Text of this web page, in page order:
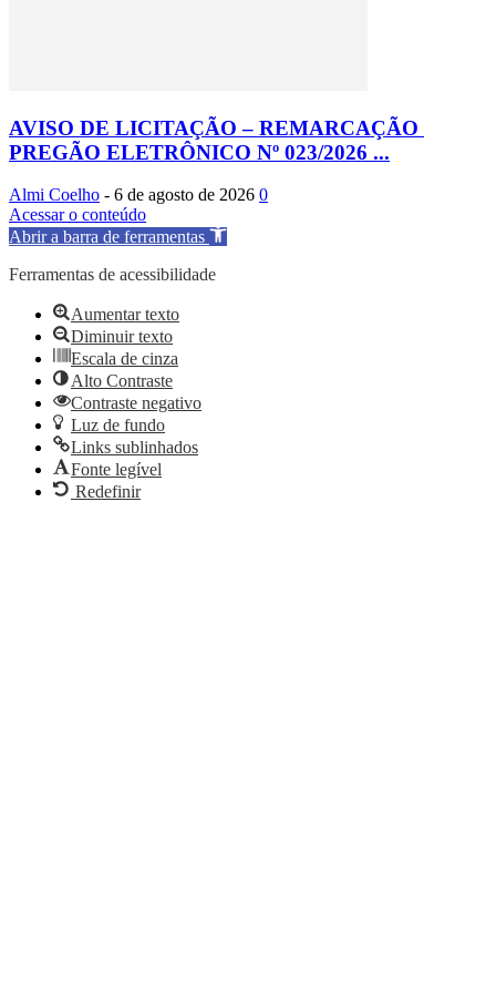
AVISO DE LICITAÇÃO – REMARCAÇÃO
PREGÃO ELETRÔNICO Nº 023/2026 ...
Almi Coelho - 6 de agosto de 2026 0
Acessar o conteúdo
Abrir a barra de ferramentas
Ferramentas de acessibilidade
Aumentar texto
Diminuir texto
Escala de cinza
Alto Contraste
Contraste negativo
Luz de fundo
Links sublinhados
Fonte legível
Redefinir